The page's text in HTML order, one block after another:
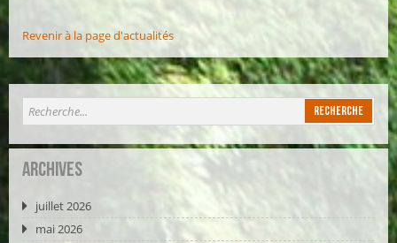
Revenir à la page d'actualités
Archives
juillet 2026
mai 2026